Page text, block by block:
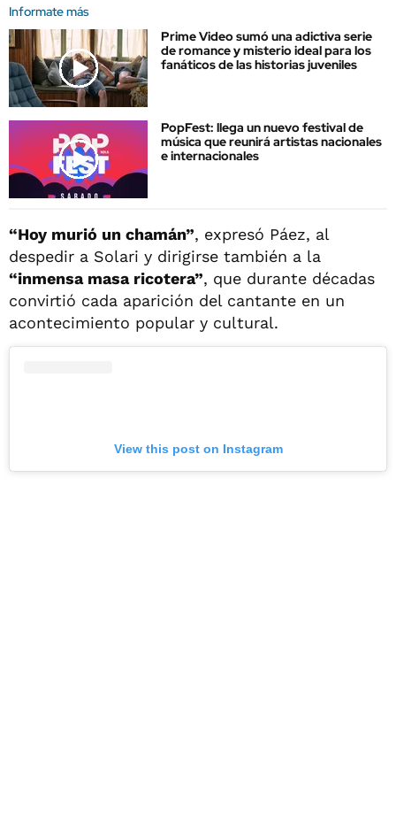
Informate más
Prime Video sumó una adictiva serie
de romance y misterio ideal para los
fanáticos de las historias juveniles
PopFest: llega un nuevo festival de
música que reunirá artistas nacionales
e internacionales
“Hoy murió un chamán”, expresó Páez, al
despedir a Solari y dirigirse también a la
“inmensa masa ricotera”, que durante décadas
convirtió cada aparición del cantante en un
acontecimiento popular y cultural.
View this post on Instagram